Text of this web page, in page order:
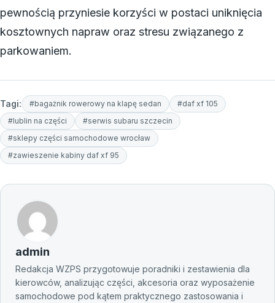
pewnością przyniesie korzyści w postaci uniknięcia
kosztownych napraw oraz stresu związanego z
parkowaniem.
Tagi: #bagażnik rowerowy na klapę sedan
#daf xf 105
#lublin na części
#serwis subaru szczecin
#sklepy części samochodowe wrocław
#zawieszenie kabiny daf xf 95
admin
Redakcja WZPS przygotowuje poradniki i zestawienia dla
kierowców, analizując części, akcesoria oraz wyposażenie
samochodowe pod kątem praktycznego zastosowania i